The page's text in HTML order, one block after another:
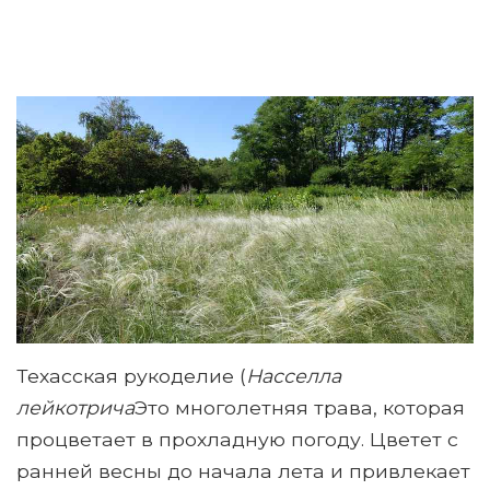
Техасская рукоделие (Насселла
лейкотричаЭто многолетняя трава, которая
процветает в прохладную погоду. Цветет с
ранней весны до начала лета и привлекает